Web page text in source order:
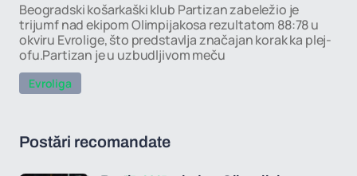
Beogradski košarkaški klub Partizan zabeležio je
trijumf nad ekipom Olimpijakosa rezultatom 88:78 u
okviru Evrolige, što predstavlja značajan korak ka plej-
ofu.Partizan je u uzbudljivom meču
Evroliga
Postări recomandate